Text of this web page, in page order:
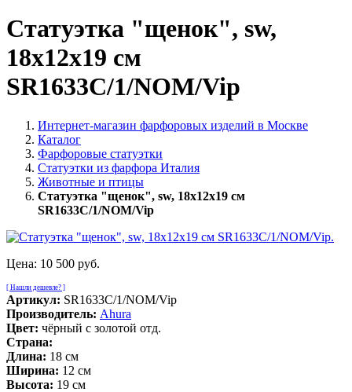
Статуэтка "щенок", sw,
18х12х19 см
SR1633C/1/NOM/Vip
Интернет-магазин фарфоровых изделий в Москве
Каталог
Фарфоровые статуэтки
Статуэтки из фарфора Италия
Животные и птицы
Статуэтка "щенок", sw, 18х12х19 см
SR1633C/1/NOM/Vip
Цена: 10 500 руб.
[ Нашли дешевле? ]
Артикул: SR1633C/1/NOM/Vip
Производитель: Ahura
Цвет: чёрный с золотой отд.
Страна:
Длина: 18 см
Ширина: 12 см
Высота: 19 см